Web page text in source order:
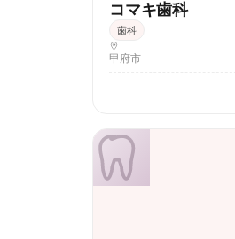
コマキ歯科
歯科
甲府市